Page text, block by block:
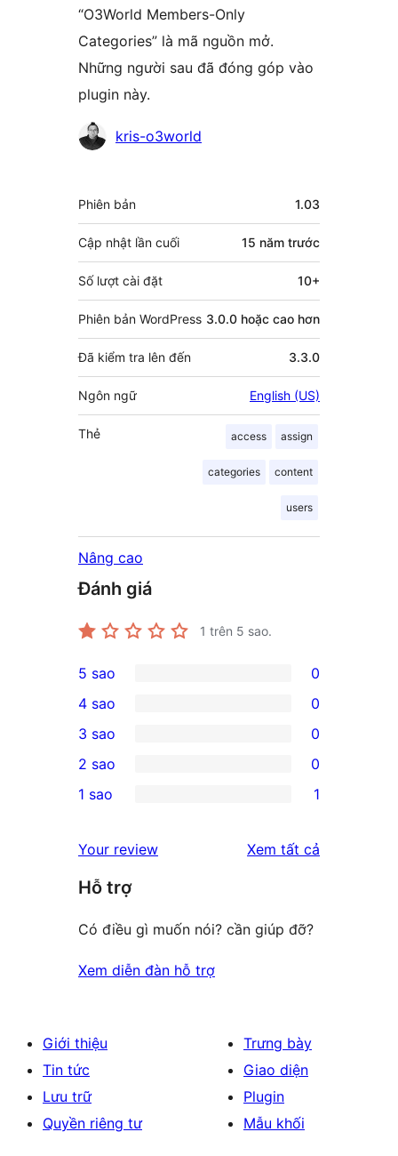
“O3World Members-Only
Categories” là mã nguồn mở.
Những người sau đã đóng góp vào
plugin này.
Những
góp
kris-o3world
Meta
Phiên bản 1.03
Cập nhật lần cuối 15 năm trước
Số lượt cài đặt 10+
Phiên bản WordPress 3.0.0 hoặc cao hơn
Đã kiểm tra lên đến 3.3.0
Ngôn ngữ English (US)
Thẻ access assign
categories content
users
Nâng cao
Đánh giá
1 trên 5 sao.
0
5-
star
reviews
5 sao 0
4-
star
reviews
4 sao 0
0
3-
star
3 sao 0
2-
reviews
2 sao 0
star
review
1 sao 1
Your review Xem tất cả
Hỗ trợ
Có điều gì muốn nói? cần giúp đỡ?
Xem diễn đàn hỗ trợ
Giới thiệu
Tin tức
Lưu trữ
Quyền riêng tư
Trưng bày
Giao diện
Plugin
Mẫu khối